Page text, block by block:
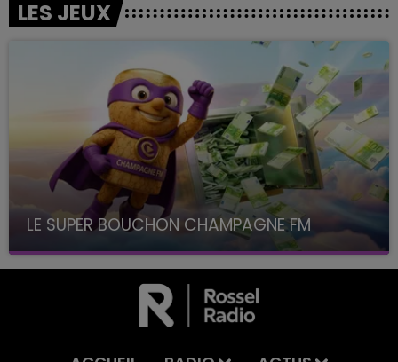
LES JEUX
LE SUPER BOUCHON CHAMPAGNE FM
avec La Famille Champagne FM, à 8H10